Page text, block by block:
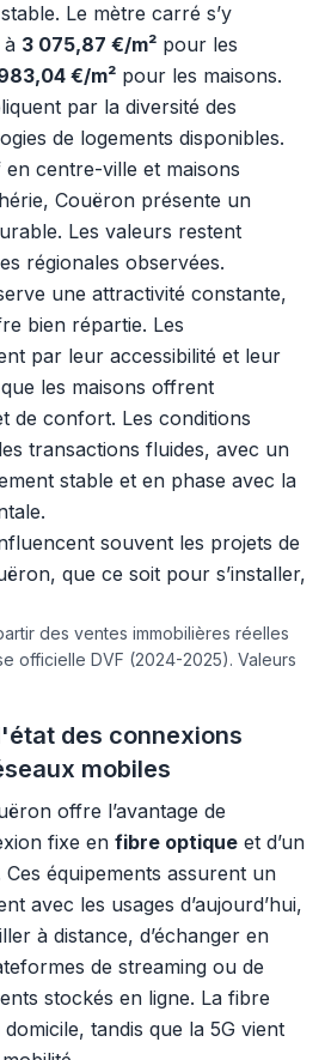
Le mètre carré s’y
à 3 075,87 €/m² pour les
€/m² pour les maisons.
par la diversité des
de logements disponibles.
centre-ville et maisons
Couëron présente un
Les valeurs restent
régionales observées.
une attractivité constante,
bien répartie. Les
par leur accessibilité et leur
les maisons offrent
de confort. Les conditions
transactions fluides, avec un
stable et en phase avec la
souvent les projets de
que ce soit pour s’installer,
des ventes immobilières réelles
officielle DVF (2024-2025). Valeurs
des connexions
mobiles
offre l’avantage de
fixe en fibre optique et d’un
équipements assurent un
avec les usages d’aujourd’hui,
à distance, d’échanger en
de streaming ou de
stockés en ligne. La fibre
tandis que la 5G vient